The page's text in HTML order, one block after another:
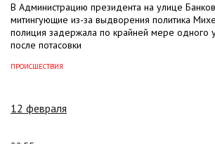
В Администрацию президента на улице
митингующие из-за выдворения политика
полиция задержала по крайней мере одного
после потасовки
ПРОИСШЕСТВИЯ
12 февраля